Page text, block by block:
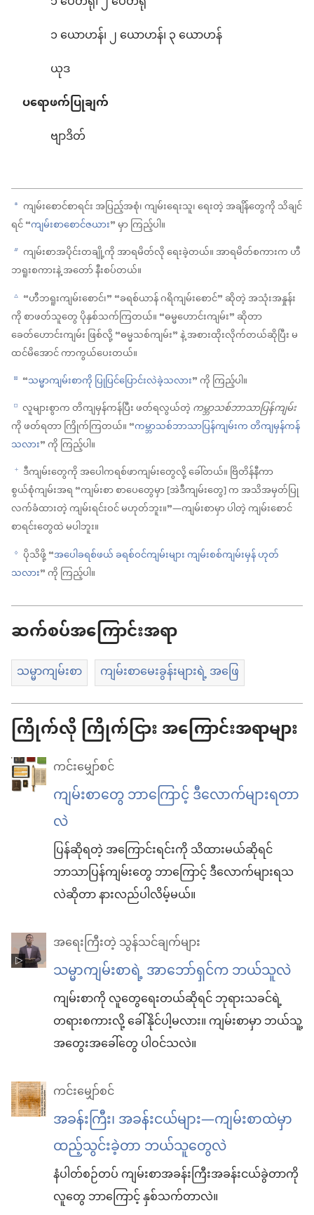
၁ ယောဟန်၊ ၂ ယောဟန်၊ ၃ ယောဟန်
ယုဒ
ပရောဖက်ပြုချက်
ဗျာဒိတ်
a ကျမ်းစောင်စာရင်း အပြည့်အစုံ၊ ကျမ်းရေးသူ၊ ရေးတဲ့ အချိန်တွေကို သိချင်
ရင် “ကျမ်းစာစောင်ဇယား” မှာ ကြည့်ပါ။
b ကျမ်းစာအပိုင်းတချို့ကို အာရမိတ်လို ရေးခဲ့တယ်။ အာရမိတ်စကားက ဟီ
ဘရူးစကားနဲ့ အတော် နီးစပ်တယ်။
c “ဟီဘရူးကျမ်းစောင်၊” “ခရစ်ယာန် ဂရိကျမ်းစောင်” ဆိုတဲ့ အသုံးအနှုန်း
ကို စာဖတ်သူတွေ ပိုနှစ်သက်ကြတယ်။ “ဓမ္မဟောင်းကျမ်း” ဆိုတာ
ခေတ်ဟောင်းကျမ်း ဖြစ်လို့ “ဓမ္မသစ်ကျမ်း” နဲ့ အစားထိုးလိုက်တယ်ဆိုပြီး မ
ထင်မိအောင် ကာကွယ်ပေးတယ်။
d “သမ္မာကျမ်းစာကို ပြုပြင်ပြောင်းလဲခဲ့သလား” ကို ကြည့်ပါ။
e လူများစွာက တိကျမှန်ကန်ပြီး ဖတ်ရလွယ်တဲ့ကမ္ဘာသစ်ဘာသာပြန်ကျမ်း
ကို ဖတ်ရတာ ကြိုက်ကြတယ်။ “ကမ္ဘာသစ်ဘာသာပြန်ကျမ်းက တိကျမှန်ကန်
သလား” ကို ကြည့်ပါ။
f ဒီကျမ်းတွေကို အပေါကရစ်ဖာကျမ်းတွေလို့ ခေါ်တယ်။ ဗြိတိန်နီကာ
စွယ်စုံကျမ်းအရ “ကျမ်းစာ စာပေတွေမှာ [အဲဒီကျမ်းတွေ] က အသိအမှတ်ပြု
လက်ခံထားတဲ့ ကျမ်းရင်းဝင် မဟုတ်ဘူး။”—ကျမ်းစာမှာ ပါတဲ့ ကျမ်းစောင်
စာရင်းတွေထဲ မပါဘူး။
g ပိုသိဖို့ “အပေါခရစ်ဖယ် ခရစ်ဝင်ကျမ်းများ ကျမ်းစစ်ကျမ်းမှန် ဟုတ်
သလား” ကို ကြည့်ပါ။
ဆက်စပ်အကြောင်းအရာ
သမ္မာကျမ်းစာ ကျမ်းစာမေးခွန်းများရဲ့ အဖြေ
ကြိုက်လို ကြိုက်ငြား အကြောင်းအရာများ
ကင်းမျှော်စင်
ကျမ်းစာတွေ ဘာကြောင့် ဒီလောက်များရတာ
လဲ
ပြန်ဆိုရတဲ့ အကြောင်းရင်းကို သိထားမယ်ဆိုရင်
ဘာသာပြန်ကျမ်းတွေ ဘာကြောင့် ဒီလောက်များရသ
လဲဆိုတာ နားလည်ပါလိမ့်မယ်။
အရေးကြီးတဲ့ သွန်သင်ချက်များ
သမ္မာကျမ်းစာရဲ့ အာဘော်ရှင်က ဘယ်သူလဲ
ကျမ်းစာကို လူတွေရေးတယ်ဆိုရင် ဘုရားသခင်ရဲ့
တရားစကားလို့ ခေါ်နိုင်ပါ့မလား။ ကျမ်းစာမှာ ဘယ်သူ့
အတွေးအခေါ်တွေ ပါဝင်သလဲ။
ကင်းမျှော်စင်
အခန်းကြီး၊ အခန်းငယ်များ—ကျမ်းစာထဲမှာ
ထည့်သွင်းခဲ့တာ ဘယ်သူတွေလဲ
နံပါတ်စဉ်တပ် ကျမ်းစာအခန်းကြီးအခန်းငယ်ခွဲတာကို
လူတွေ ဘာကြောင့် နှစ်သက်တာလဲ။